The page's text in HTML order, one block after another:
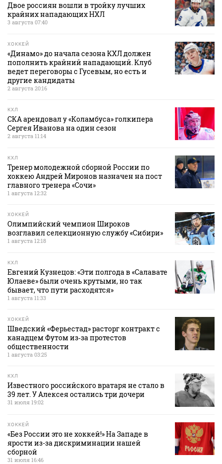
Двое россиян вошли в тройку лучших
крайних нападающих НХЛ
3 августа 07:40
ХОККЕЙ
«Динамо» до начала сезона КХЛ должен
пополнить крайний нападающий. Клуб
ведет переговоры с Гусевым, но есть и
другие кандидаты
2 августа 20:16
КХЛ
СКА арендовал у «Коламбуса» голкипера
Сергея Иванова на один сезон
2 августа 11:14
КХЛ
Тренер молодежной сборной России по
хоккею Андрей Миронов назначен на пост
главного тренера «Сочи»
1 августа 12:32
ХОККЕЙ
Олимпийский чемпион Широков
возглавил селекционную службу «Сибири»
1 августа 12:18
КХЛ
Евгений Кузнецов: «Эти полгода в «Салавате
Юлаеве» были очень крутыми, но так
бывает, что пути расходятся»
1 августа 11:33
ХОККЕЙ
Шведский «Ферьестад» расторг контракт с
канадцем Футом из‑за протестов
общественности
1 августа 03:25
КХЛ
Известного российского вратаря не стало в
39 лет. У Алексея остались три дочери
31 июля 19:02
ХОККЕЙ
«Без России это не хоккей!» На Западе в
ярости из-за дискриминации нашей
сборной
31 июля 16:46